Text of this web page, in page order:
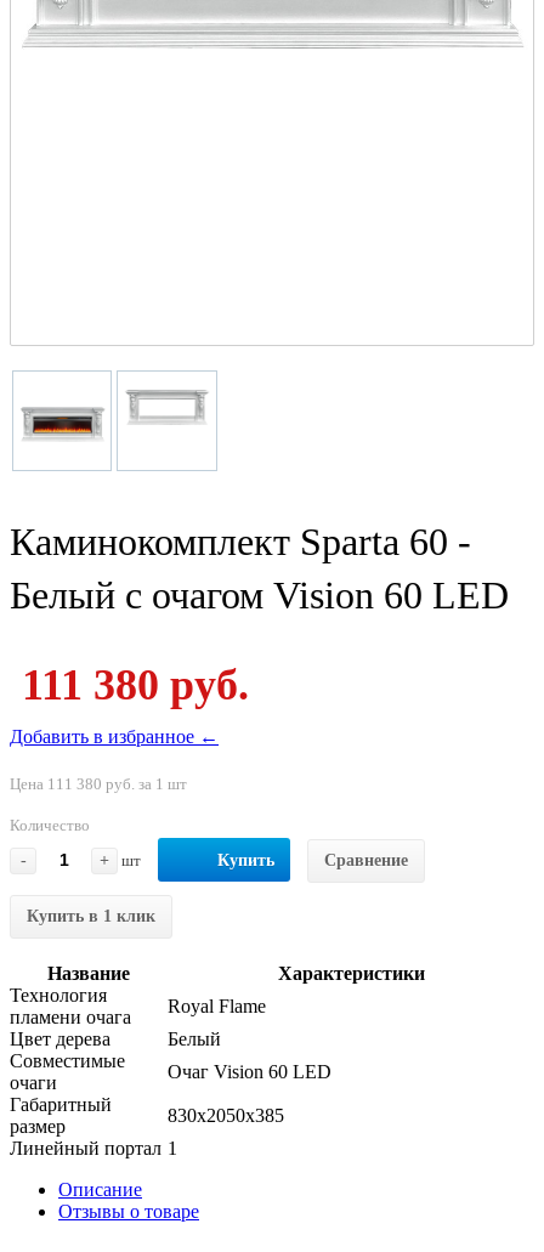
Каминокомплект Sparta 60 -
Белый с очагом Vision 60 LED
111 380 руб.
Добавить в избранное ←
Цена 111 380 руб. за 1 шт
Количество
-
+ шт Купить Сравнение
Купить в 1 клик
Название
Характеристики
Технология
пламени очага
Royal Flame
Цвет дерева
Белый
Совместимые
очаги
Очаг Vision 60 LED
Габаритный
размер
830x2050x385
Линейный портал 1
Описание
Отзывы о товаре